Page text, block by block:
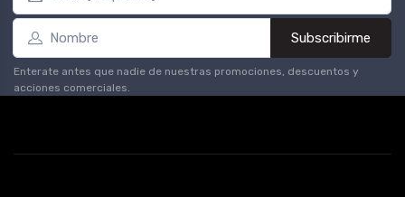
Subscribirme
Enterate antes que nadie de nuestras promociones, descuentos y
acciones comerciales.